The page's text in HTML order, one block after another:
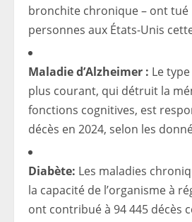
bronchite chronique – ont tué
personnes aux États-Unis
Maladie d’Alzheimer : Le
plus courant, qui détruit la
fonctions cognitives, est
décès en 2024, selon les
Diabète: Les maladies
la capacité de l’organisme à
ont contribué à 94 445 décès